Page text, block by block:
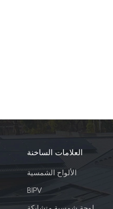
العلامات الساخنة
الألواح الشمسية
BIPV